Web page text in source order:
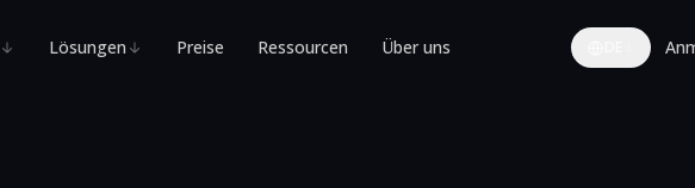
Lösungen Preise Ressourcen Über uns